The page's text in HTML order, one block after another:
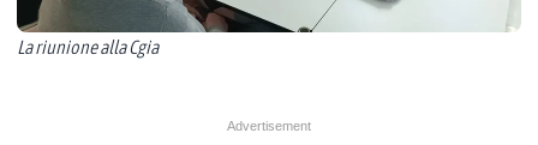
La riunione alla Cgia